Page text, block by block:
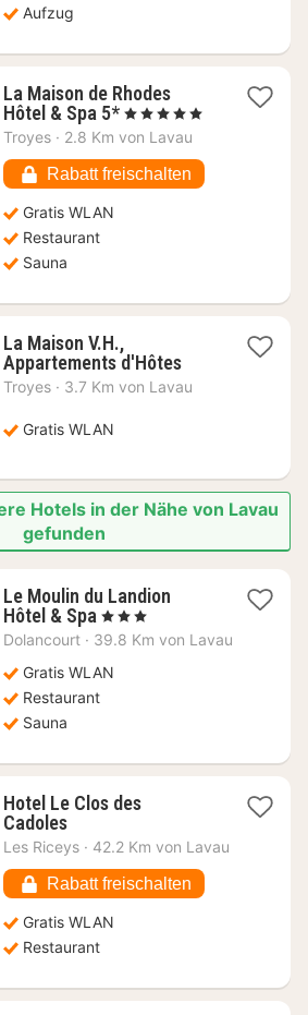
Aufzug
La Maison de Rhodes
Hôtel & Spa 5*1
Nacht
349,75
€
, 5 Sterne
Troyes · 2.8 Km von Lavau
Rabatt freischalten
Gratis WLAN
Restaurant
Sauna
La Maison V.H.,
Appartements d'Hôtes1
Nacht
Troyes · 3.7 Km von Lavau
Gratis WLAN
Hotels in der Nähe von Lavau
gefunden
Le Moulin du Landion
Hôtel & Spa 1
Nacht
145,15
€
, 3 Sterne
Dolancourt · 39.8 Km von Lavau
Gratis WLAN
Restaurant
Sauna
Hotel Le Clos des
Cadoles1
Nacht
ab
103,69
€
Les Riceys · 42.2 Km von Lavau
Rabatt freischalten
Gratis WLAN
Restaurant